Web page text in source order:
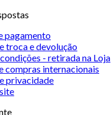
pagamento
troca e devolução
- retirada na Loja
compras internacionais
privacidade